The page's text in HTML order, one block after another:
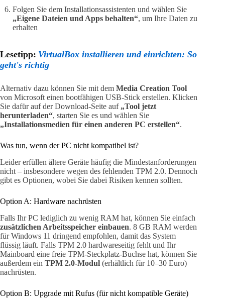
Folgen Sie dem Installationsassistenten und wählen Sie
„Eigene Dateien und Apps behalten“, um Ihre Daten zu
erhalten
Lesetipp: VirtualBox installieren und einrichten: So
geht's richtig
Alternativ dazu können Sie mit dem Media Creation Tool
von Microsoft einen bootfähigen USB-Stick erstellen. Klicken
Sie dafür auf der Download-Seite auf „Tool jetzt
herunterladen“, starten Sie es und wählen Sie
„Installationsmedien für einen anderen PC erstellen“.
Was tun, wenn der PC nicht kompatibel ist?
Leider erfüllen ältere Geräte häufig die Mindestanforderungen
nicht – insbesondere wegen des fehlenden TPM 2.0. Dennoch
gibt es Optionen, wobei Sie dabei Risiken kennen sollten.
Option A: Hardware nachrüsten
Falls Ihr PC lediglich zu wenig RAM hat, können Sie einfach
zusätzlichen Arbeitsspeicher einbauen. 8 GB RAM werden
für Windows 11 dringend empfohlen, damit das System
flüssig läuft. Falls TPM 2.0 hardwareseitig fehlt und Ihr
Mainboard eine freie TPM-Steckplatz-Buchse hat, können Sie
außerdem ein TPM 2.0-Modul (erhältlich für 10–30 Euro)
nachrüsten.
Option B: Upgrade mit Rufus (für nicht kompatible Geräte)